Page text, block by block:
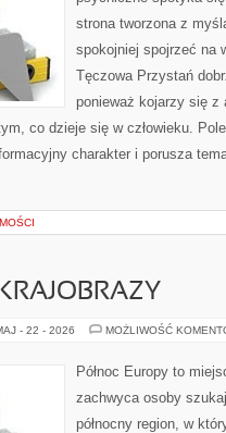
strona tworzona z
spokojniej spojrzeć na
Tęczowa Przystań
ponieważ kojarzy się z
co dzieje się w człowieku.
charakter i porusza
- 22 - 2026 MOŻLIWOŚĆ
Północ Europy to
zachwyca osoby
północny region, w